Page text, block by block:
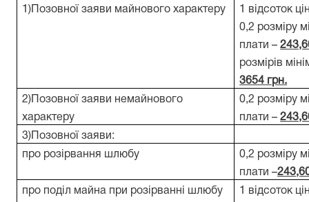
1)Позовної заяви майнового характеру
1 відсоток
0,2 розміру
плати –
розмірів
3654 грн.
2)Позовної заяви немайнового
характеру
0,2 розміру
плати –
3)Позовної заяви:
про розірвання шлюбу
0,2 розміру
плати –
про поділ майна при розірванні шлюбу
1 відсоток